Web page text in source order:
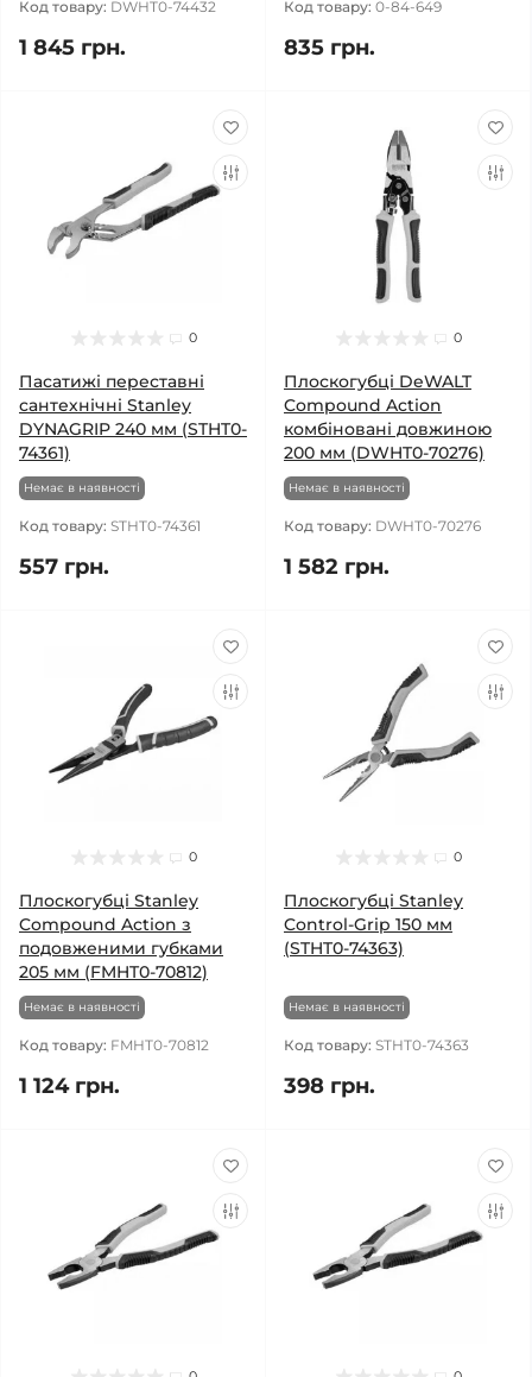
Код товару: DWHT0-74432
1 845 грн.
Код товару: 0-84-649
835 грн.
0
Пасатижі переставні
сантехнічні Stanley
DYNAGRIP 240 мм (STHT0-
74361)
Немає в наявності
Код товару: STHT0-74361
557 грн.
0
Плоскогубці DeWALT
Compound Action
комбіновані довжиною
200 мм (DWHT0-70276)
Немає в наявності
Код товару: DWHT0-70276
1 582 грн.
0
Плоскогубці Stanley
Compound Action з
подовженими губками
205 мм (FMHT0-70812)
Немає в наявності
Код товару: FMHT0-70812
1 124 грн.
0
Плоскогубці Stanley
Control-Grip 150 мм
(STHT0-74363)
Немає в наявності
Код товару: STHT0-74363
398 грн.